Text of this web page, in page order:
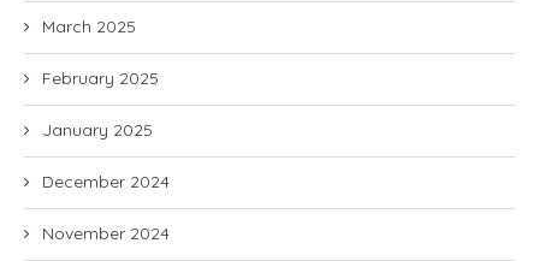
March 2025
February 2025
January 2025
December 2024
November 2024